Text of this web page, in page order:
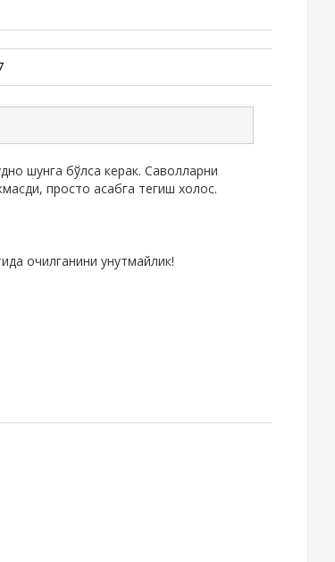
шунга бўлса керак. Саволларни
просто асабга тегиш холос.
очилганини унутмайлик!